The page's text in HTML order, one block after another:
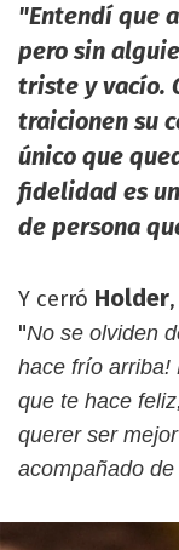
"Entendí que
pero sin
triste y vacío.
traicionen su
único que
fidelidad es
de persona
Y cerró Holder
"No se olviden
hace frío arriba!
que te hace
querer ser
acompañado